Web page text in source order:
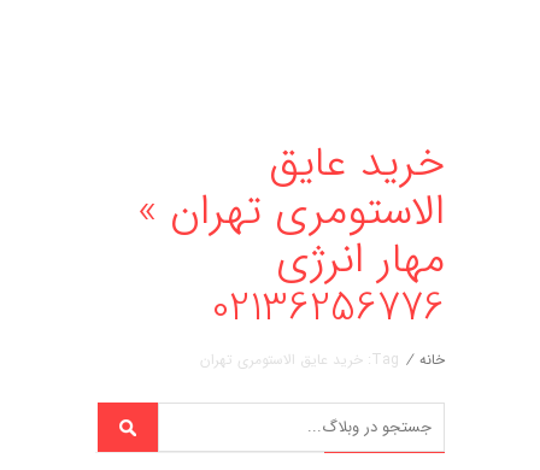
خرید عایق
الاستومری تهران »
مهار انرژی
02136256776
خانه / Tag: خرید عایق الاستومری تهران